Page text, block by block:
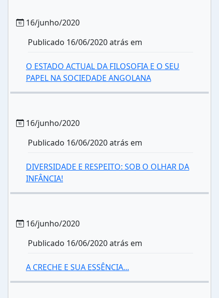
16/junho/2020
Publicado 16/06/2020 atrás em
O ESTADO ACTUAL DA FILOSOFIA E O SEU
PAPEL NA SOCIEDADE ANGOLANA
16/junho/2020
Publicado 16/06/2020 atrás em
DIVERSIDADE E RESPEITO: SOB O OLHAR DA
INFÂNCIA!
16/junho/2020
Publicado 16/06/2020 atrás em
A CRECHE E SUA ESSÊNCIA...